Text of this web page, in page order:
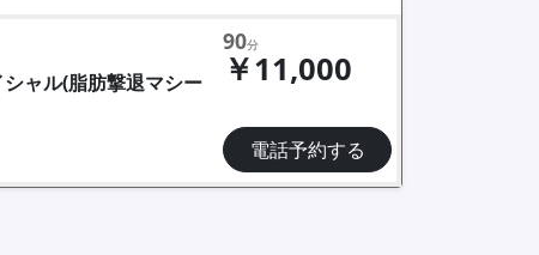
ャル(脂肪撃退マシー
90分
￥11,000
電話予約する